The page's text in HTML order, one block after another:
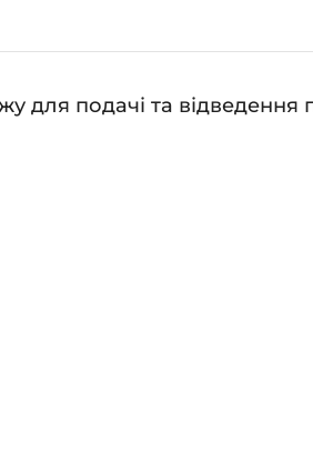
для подачі та відведення